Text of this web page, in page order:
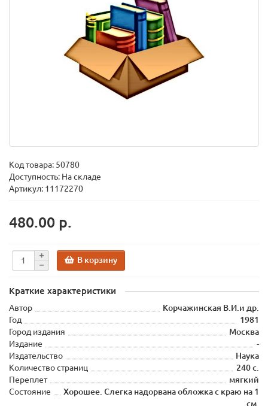
Код товара: 50780
Доступность: На складе
Артикул: 11172270
480.00 р.
В корзину
Краткие характеристики
Автор
Корчажинская В.И.и др.
Год
1981
Город издания
Москва
Издание
-
Издательство
Наука
Количество страниц
240 с.
Переплет
мягкий
Состояние
Хорошее. Слегка надорвана обложка с краю на 1
см.